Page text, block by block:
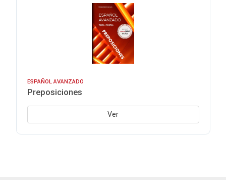
ESPAÑOL AVANZADO
Preposiciones
Ver